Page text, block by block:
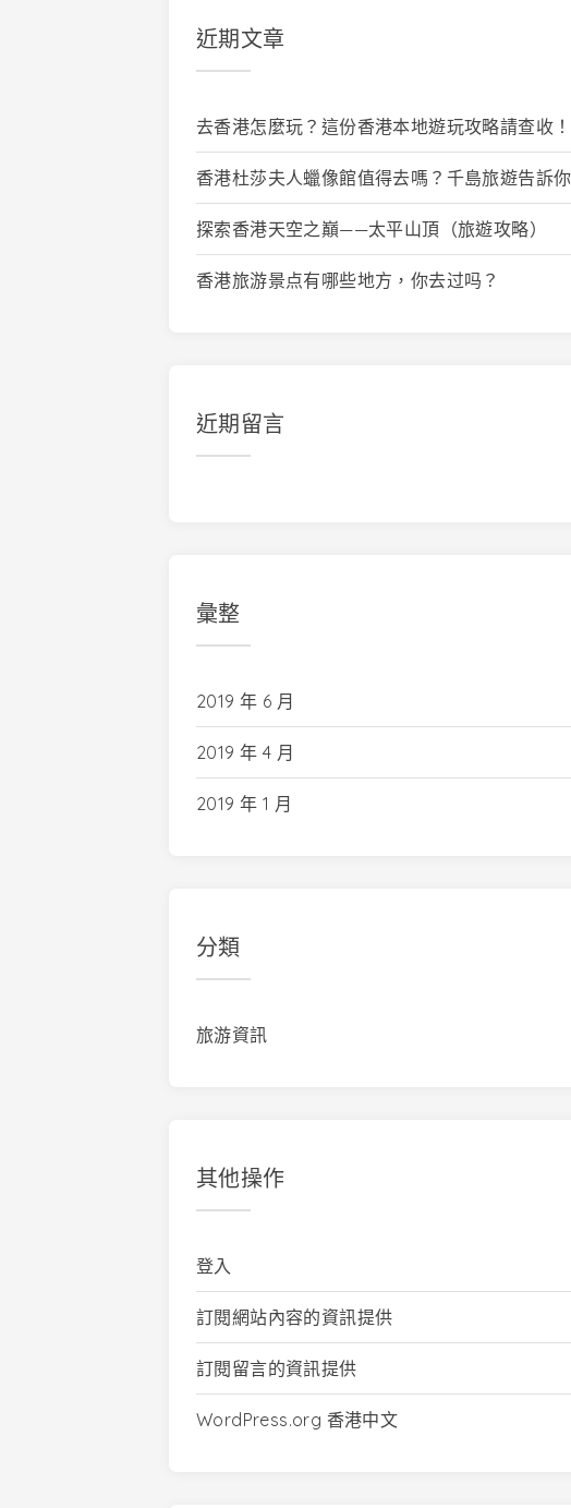
近期文章
去香港怎麼玩？這份香港本地遊玩攻略請查收！
香港杜莎夫人蠟像館值得去嗎？千島旅遊告訴你
探索香港天空之巔——太平山頂（旅遊攻略）
香港旅游景点有哪些地方，你去过吗？
近期留言
彙整
2019 年 6 月
2019 年 4 月
2019 年 1 月
分類
旅游資訊
其他操作
登入
訂閱網站內容的資訊提供
訂閱留言的資訊提供
WordPress.org 香港中文